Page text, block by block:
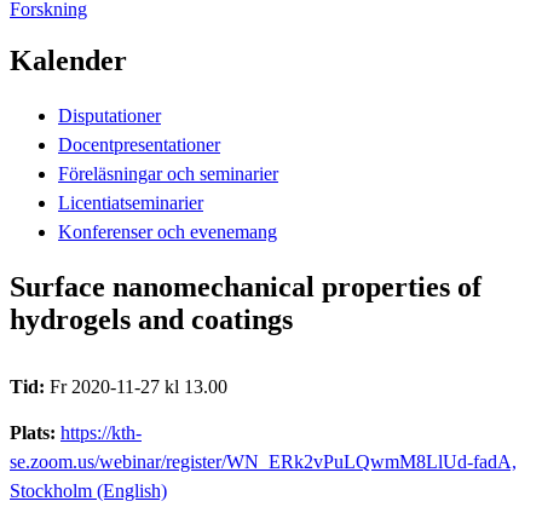
Forskning
Kalender
Disputationer
Docentpresentationer
Föreläsningar och seminarier
Licentiatseminarier
Konferenser och evenemang
Surface nanomechanical properties of
hydrogels and coatings
Tid: Fr 2020-11-27 kl 13.00
Plats: https://kth-
se.zoom.us/webinar/register/WN_ERk2vPuLQwmM8LlUd-fadA,
Stockholm (English)